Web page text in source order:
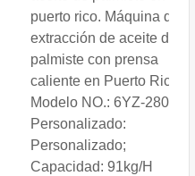
puerto rico. Máquina de
extracción de aceite de
palmiste con prensa
caliente en Puerto Rico.
Modelo NO.: 6YZ-280;
Personalizado:
Personalizado;
Capacidad: 91kg/H